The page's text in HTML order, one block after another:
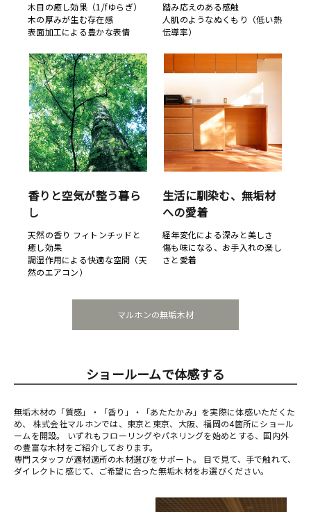
木目の癒し効果（1/fゆらぎ）
木の厚みが生む存在感
表面加工による豊かな表情
踏み応えのある感触
人肌のようなぬくもり（低い熱
伝導率）
香りと空気が整う暮ら
し
天然の香り フィトンチッドと
癒し効果
調湿作用による快適な空間（天
然のエアコン）
生活に馴染む、無垢材
への愛着
経年変化による深みと美しさ
傷も味になる、お手入れの楽し
さと愛着
マルホンの無垢木材
ショールームで体感する
無垢木材の「質感」・「香り」・「あたたかみ」を実際に体感いただくた
め、 株式会社マルホンでは、東京と東京、大阪、福岡の4箇所にショール
ームを開設。 いずれもフローリングやパネリングを始めとする、国内外
の豊富な木材をご紹介しております。
専門スタッフが適材適所の木材選びをサポート。 目で見て、手で触れて、
ダイレクトに感じて、ご希望に合った無垢木材をお選びください。